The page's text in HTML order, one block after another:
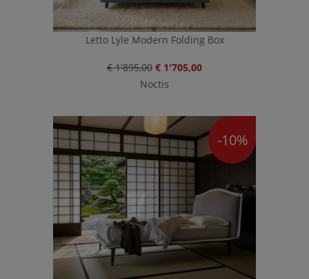
Letto Lyle Modern Folding Box
€ 1'895,00 € 1'705,00
Noctis
-10%